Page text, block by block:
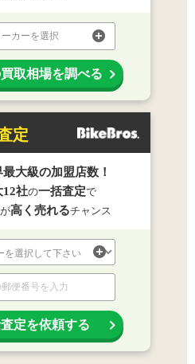
カーを選択
取相場を調べる
定
大級の加盟店数！
12社の一括査定で
高く売れるチャンス
定を依頼する